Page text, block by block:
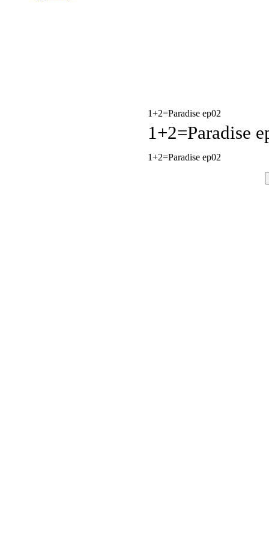
1+2=Paradise ep02
1+2=Paradise
1+2=Paradise ep02